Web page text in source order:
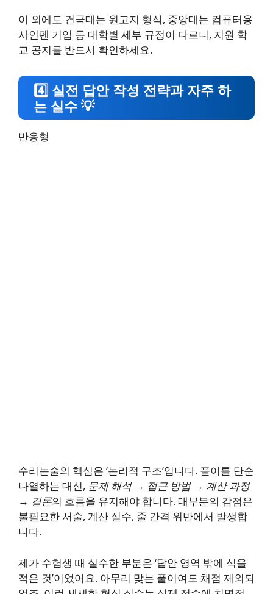
이 외에도 건국대는 원고지 형식, 중앙대는 컴퓨터용
사인펜 기입 등 대학별 세부 규정이 다르니, 지원 학
교 공지를 반드시 확인하세요.
4️⃣ 실전 답안 작성 전략과 자주 하
는 실수 💡
반응형
수리논술의 핵심은 ‘논리적 구조’입니다. 풀이를 단순
나열하는 대신, 문제 해석 → 접근 방법 → 계산 과정
→ 결론의 흐름을 유지해야 합니다. 대부분의 감점은
불필요한 서술, 계산 실수, 줄 간격 위반에서 발생합
니다.
제가 수험생 때 실수한 부분은 ‘답안 영역 밖에 식을
적은 것’이었어요. 아무리 맞는 풀이여도 채점 제외되